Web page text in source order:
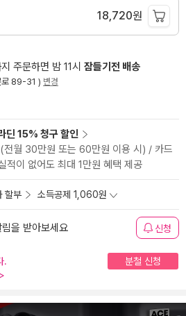
18,720원
주문하면 밤 11시 잠들기전 배송
로 89-31 ) 변경
딘 15% 청구 할인
전월 30만원 또는 60만원 이용 시) / 카드
적이 없어도 최대 1만원 혜택 제공
할부 소득공제 1,060원
을 받아보세요 신청
.
분철 신청
>